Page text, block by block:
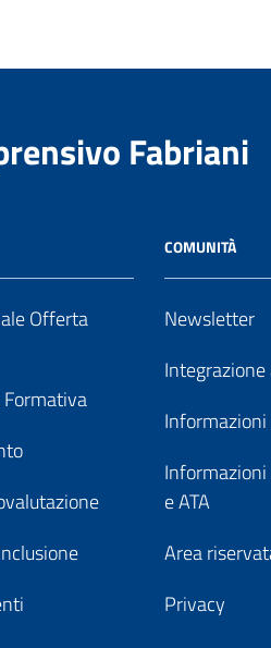
Fabriani
Offerta
COMUNITÀ
Newsletter
Informazioni
e ATA
Area
Privacy